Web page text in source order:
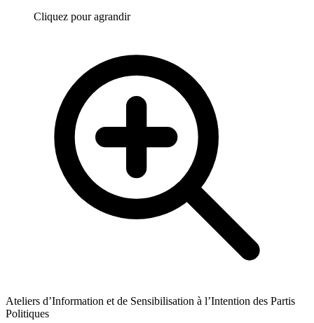
Cliquez pour agrandir
Ateliers d’Information et de Sensibilisation à l’Intention des Partis
Politiques